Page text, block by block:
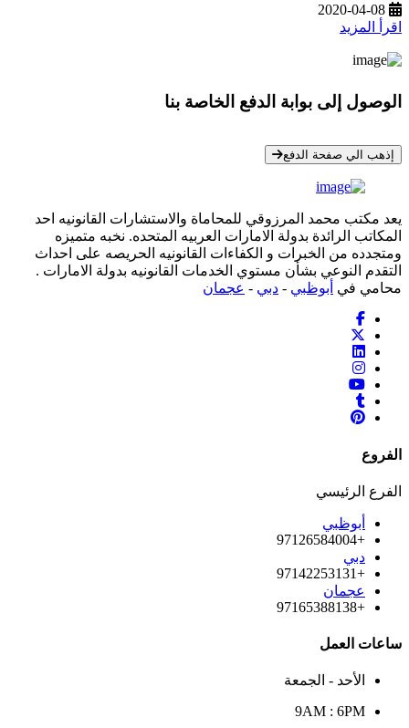
2020-04-08
اقرأ المزيد
الوصول إلى بوابة الدفع الخاصة بنا
إذهب الي صفحة الدفع
يعد مكتب محمد المرزوقي للمحاماة والاستشارات القانونيه احد
المكاتب الرائدة بدولة الامارات العربيه المتحده. نخبه متميزه
ومتجدده من الخبرات و الكفاءات القانونيه الحريصه على احداث
التقدم النوعي بشأن مستوي الخدمات القانونيه بدولة الامارات .
محامي في أبوظبي - دبي - عجمان
الفروع
الفرع الرئيسي
أبوظبي
+97126584004
دبي
+97142253131
عجمان
+97165388138
ساعات العمل
الأحد - الجمعة
9AM : 6PM